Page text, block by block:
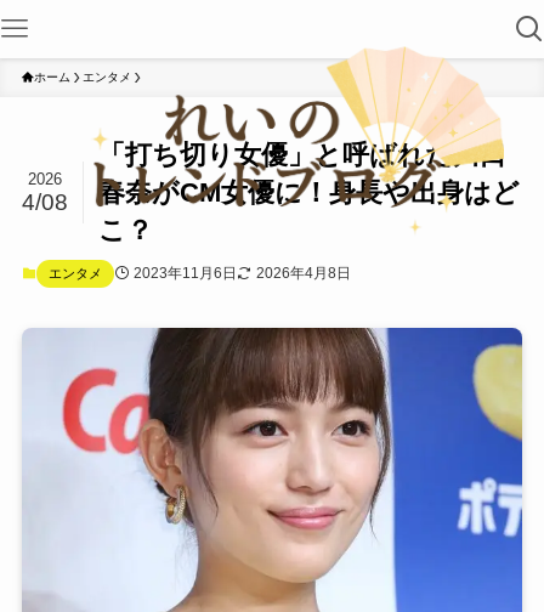
ホーム エンタメ
「打ち切り女優」と呼ばれた川口
春奈がCM女優に！身長や出身はど
こ？
2026
4/08
エンタメ 2023年11月6日 2026年4月8日